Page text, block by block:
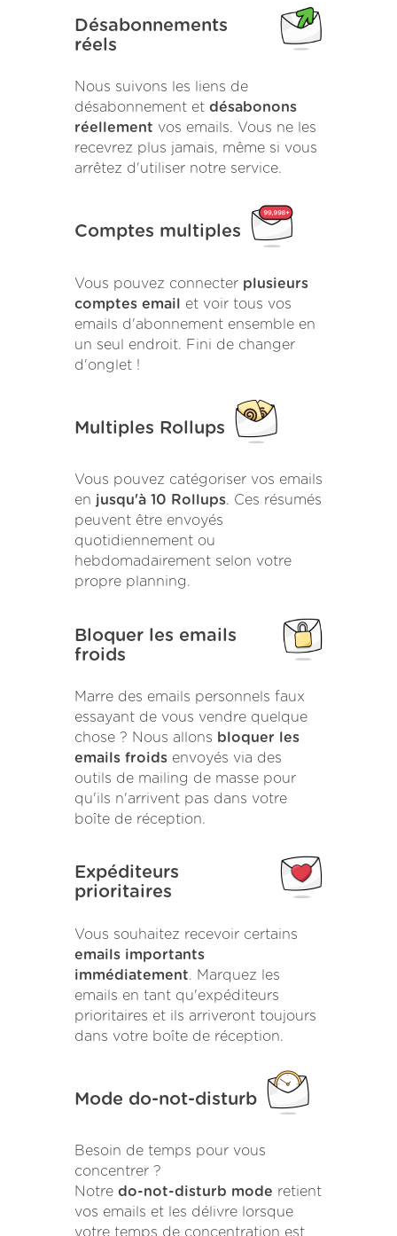
Désabonnements
réels
Nous suivons les liens de
désabonnement et désabonons
réellement vos emails. Vous ne les
recevrez plus jamais, même si vous
arrêtez d'utiliser notre service.
Comptes multiples
Vous pouvez connecter plusieurs
comptes email
et voir tous vos
emails d'abonnement ensemble en
un seul endroit. Fini de changer
d'onglet !
Multiples Rollups
Vous pouvez catégoriser vos emails
en jusqu'à 10 Rollups. Ces résumés
peuvent être envoyés
quotidiennement ou
hebdomadairement selon votre
propre planning.
Bloquer les emails
froids
Marre des emails personnels faux
essayant de vous vendre quelque
chose ? Nous allons bloquer les
emails froids envoyés via des
outils de mailing de masse pour
qu'ils n'arrivent pas dans votre
boîte de réception.
Expéditeurs
prioritaires
Vous souhaitez recevoir certains
emails importants
immédiatement. Marquez les
emails en tant qu'expéditeurs
prioritaires et ils arriveront toujours
dans votre boîte de réception.
Mode do-not-disturb
Besoin de temps pour vous
concentrer ?
Notre do-not-disturb mode retient
vos emails et les délivre lorsque
votre temps de concentration est